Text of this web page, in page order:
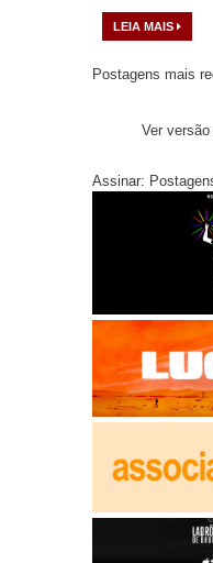
LEIA MAIS
Postagens mais
Ver
Assinar: